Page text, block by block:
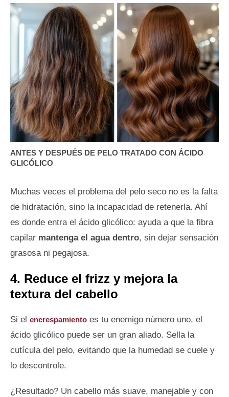
ANTES Y DESPUÉS DE PELO TRATADO CON ÁCIDO
GLICÓLICO
Muchas veces el problema del pelo seco no es la falta
de hidratación, sino la incapacidad de retenerla. Ahí
es donde entra el ácido glicólico: ayuda a que la fibra
capilar mantenga el agua dentro, sin dejar sensación
grasosa ni pegajosa.
4. Reduce el frizz y mejora la
textura del cabello
Si el encrespamiento es tu enemigo número uno, el
ácido glicólico puede ser un gran aliado. Sella la
cutícula del pelo, evitando que la humedad se cuele y
lo descontrole.
¿Resultado? Un cabello más suave, manejable y con